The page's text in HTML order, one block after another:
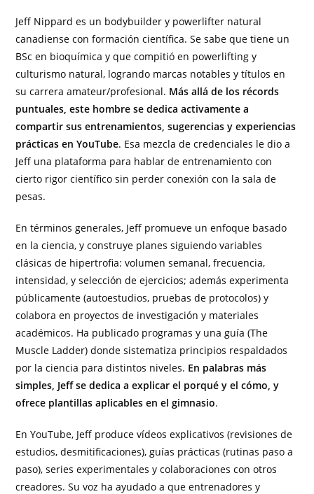
Jeff Nippard es un bodybuilder y powerlifter natural
canadiense con formación científica. Se sabe que tiene un
BSc en bioquímica y que compitió en powerlifting y
culturismo natural, logrando marcas notables y títulos en
su carrera amateur/profesional. Más allá de los récords
puntuales, este hombre se dedica activamente a
compartir sus entrenamientos, sugerencias y experiencias
prácticas en YouTube. Esa mezcla de credenciales le dio a
Jeff una plataforma para hablar de entrenamiento con
cierto rigor científico sin perder conexión con la sala de
pesas.
En términos generales, Jeff promueve un enfoque basado
en la ciencia, y construye planes siguiendo variables
clásicas de hipertrofia: volumen semanal, frecuencia,
intensidad, y selección de ejercicios; además experimenta
públicamente (autoestudios, pruebas de protocolos) y
colabora en proyectos de investigación y materiales
académicos. Ha publicado programas y una guía (The
Muscle Ladder) donde sistematiza principios respaldados
por la ciencia para distintos niveles. En palabras más
simples, Jeff se dedica a explicar el porqué y el cómo, y
ofrece plantillas aplicables en el gimnasio.
En YouTube, Jeff produce vídeos explicativos (revisiones de
estudios, desmitificaciones), guías prácticas (rutinas paso a
paso), series experimentales y colaboraciones con otros
creadores. Su voz ha ayudado a que entrenadores y